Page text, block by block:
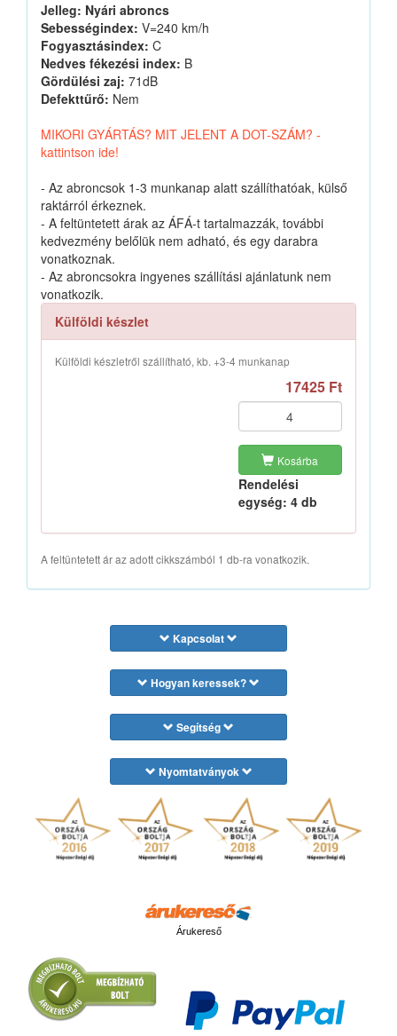
Jelleg: Nyári abroncs
Sebességindex: V=240 km/h
Fogyasztásindex: C
Nedves fékezési index: B
Gördülési zaj: 71dB
Defekttűrő: Nem
MIKORI GYÁRTÁS? MIT JELENT A DOT-SZÁM? -
kattintson ide!
- Az abroncsok 1-3 munkanap alatt szállíthatóak, külső
raktárról érkeznek.
- A feltüntetett árak az ÁFÁ-t tartalmazzák, további
kedvezmény belőlük nem adható, és egy darabra
vonatkoznak.
- Az abroncsokra ingyenes szállítási ajánlatunk nem
vonatkozik.
Külföldi készlet
Külföldi készletről szállítható, kb. +3-4 munkanap
17425 Ft
Kosárba
Rendelési
egység: 4 db
A feltüntetett ár az adott cikkszámból 1 db-ra vonatkozik.
Kapcsolat
Hogyan keressek?
Segítség
Nyomtatványok
Árukereső